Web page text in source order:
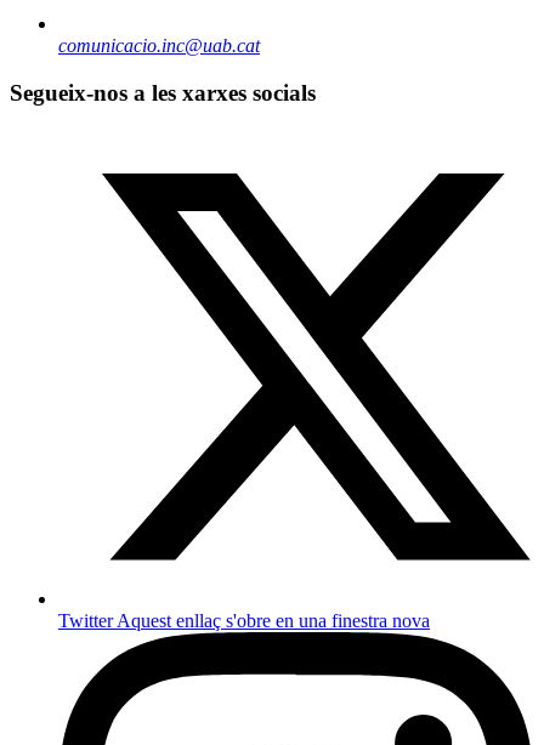
comunicacio.inc@uab.cat
Segueix-nos a les xarxes socials
TwitterAquest enllaç s'obre en una finestra nova